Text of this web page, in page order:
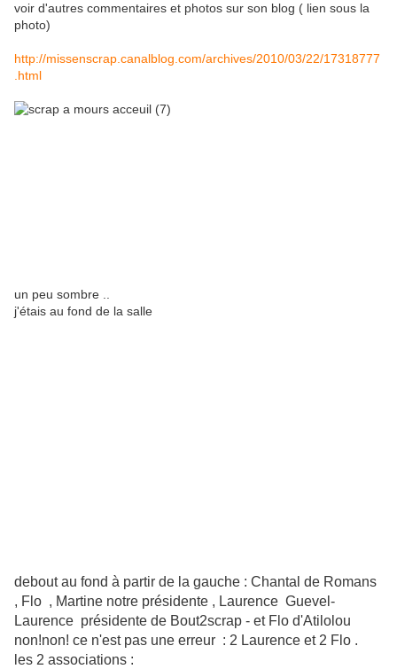
voir d'autres commentaires et photos sur son blog ( lien sous la
photo)
http://missenscrap.canalblog.com/archives/2010/03/22/17318777
.html
un peu sombre ..
j'étais au fond de la salle
debout au fond à partir de la gauche : Chantal de Romans
, Flo , Martine notre présidente , Laurence Guevel-
Laurence présidente de Bout2scrap - et Flo d'Atilolou
non!non! ce n'est pas une erreur : 2 Laurence et 2 Flo .
les 2 associations :